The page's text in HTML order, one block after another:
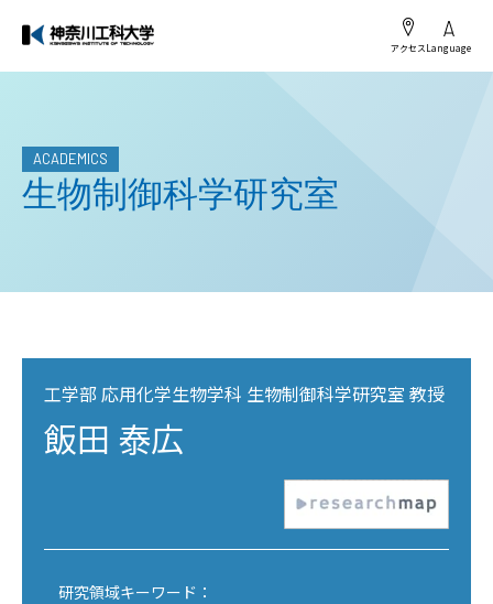
アクセスLanguage
ACADEMICS
生物制御科学研究室
工学部 応用化学生物学科 生物制御科学研究室 教授
飯田 泰広
研究領域キーワード：